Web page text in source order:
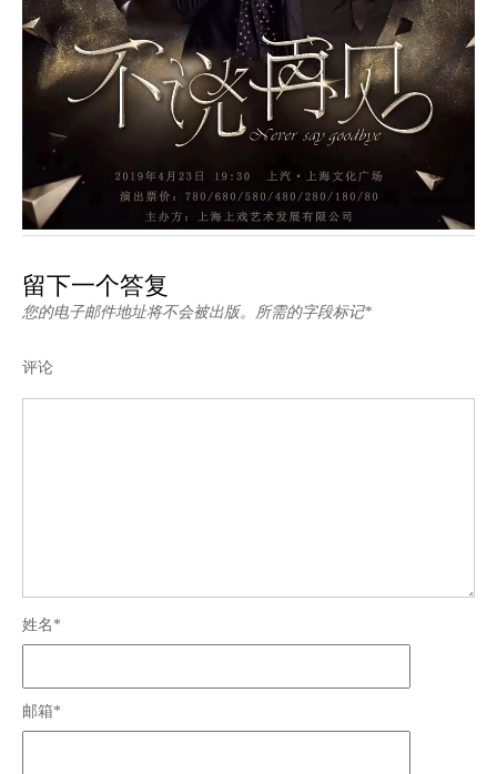
留下一个答复
您的电子邮件地址将不会被出版。所需的字段标记*
评论
姓名*
邮箱*